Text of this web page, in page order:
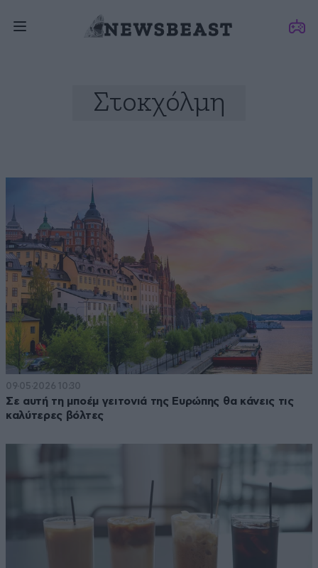
Στοκχόλμη
09·05·2026 10:30
Σε αυτή τη μποέμ γειτονιά της Ευρώπης θα κάνεις τις
καλύτερες βόλτες